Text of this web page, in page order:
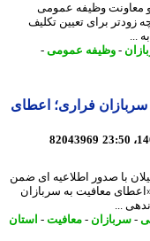
وظیفه عمومی
برای تعیین تکلیف
- وظیفه عمومی-
فراری؛ اعطای
82043969
صدور اطلاعیه ای ضمن
معافیت به سربازان
...
- معافیت-استان